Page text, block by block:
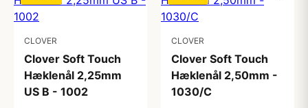
CLOVER
Clover Soft Touch
Hæklenål 2,25mm
US B - 1002
CLOVER
Clover Soft Touch
Hæklenål 2,50mm -
1030/C